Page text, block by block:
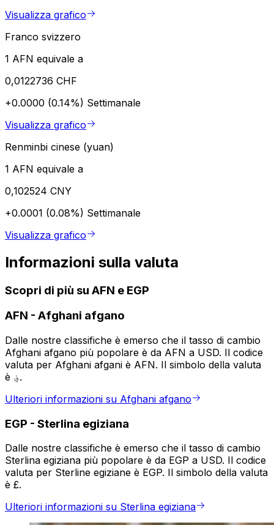
Visualizza grafico
Franco svizzero
1 AFN equivale a
0,0122736 CHF
+0.0000 (0.14%) Settimanale
Visualizza grafico
Renminbi cinese (yuan)
1 AFN equivale a
0,102524 CNY
+0.0001 (0.08%) Settimanale
Visualizza grafico
Informazioni sulla valuta
Scopri di più su AFN e EGP
AFN - Afghani afgano
Dalle nostre classifiche è emerso che il tasso di cambio
Afghani afgano più popolare è da AFN a USD. Il codice
valuta per Afghani afgani è AFN. Il simbolo della valuta
è ؋.
Ulteriori informazioni su Afghani afgano
EGP - Sterlina egiziana
Dalle nostre classifiche è emerso che il tasso di cambio
Sterlina egiziana più popolare è da EGP a USD. Il codice
valuta per Sterline egiziane è EGP. Il simbolo della valuta
è £.
Ulteriori informazioni su Sterlina egiziana